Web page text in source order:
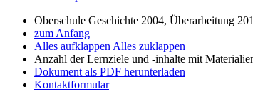
Oberschule Geschichte 2004, Überarbeitung
zum Anfang
Alles aufklappen Alles zuklappen
Anzahl der Lernziele und -inhalte mit
Dokument als PDF herunterladen
Kontaktformular